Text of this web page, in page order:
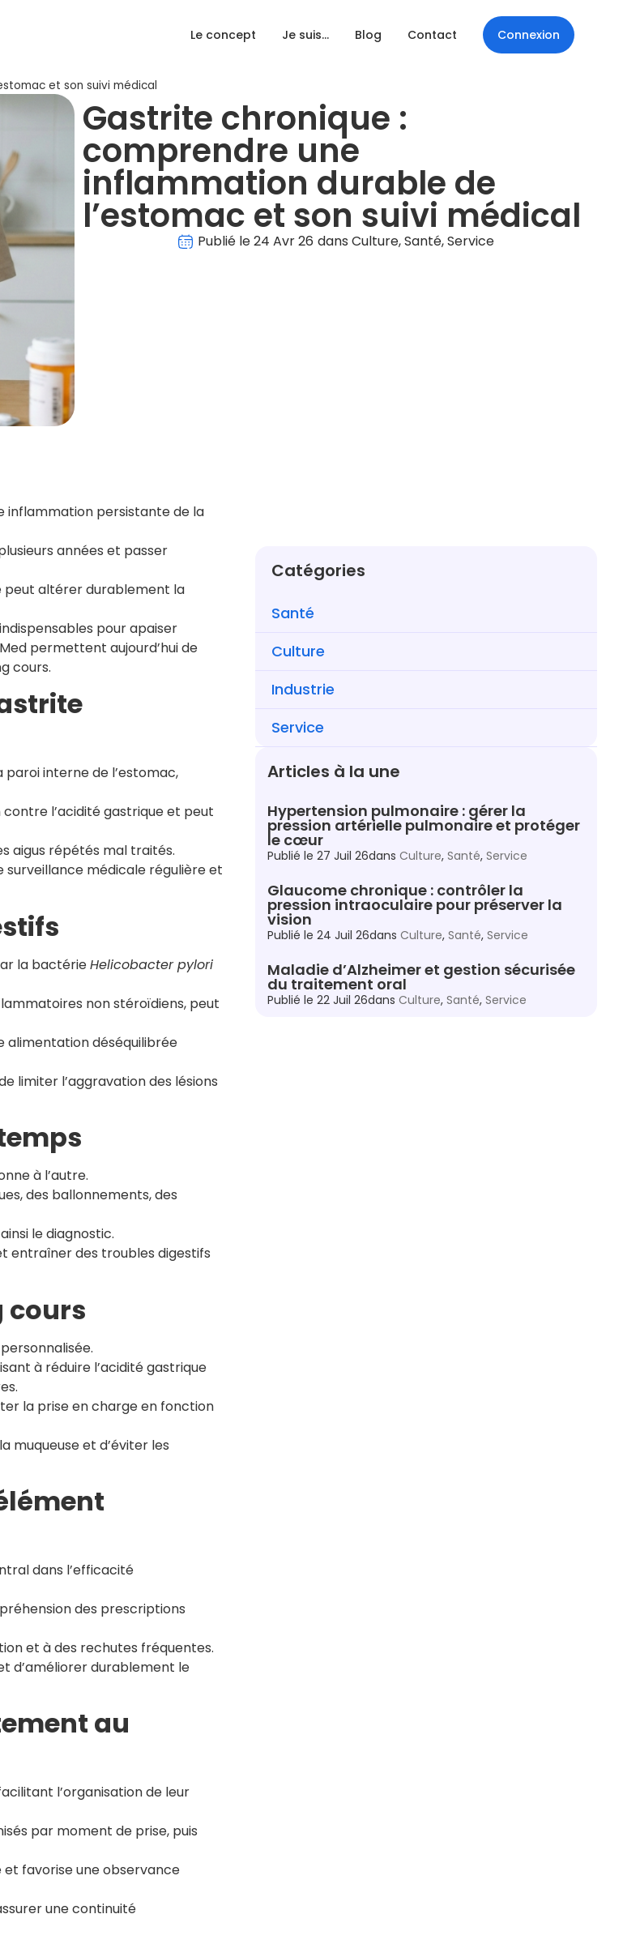
Le concept Je suis… Blog Contact Connexion
et son suivi médical
Gastrite chronique :
comprendre une
inflammation durable de
l’estomac et son suivi médical
Publié le24 Avr 26 dans Culture,Santé,Service
inflammation persistante de la
années et passer
peut altérer durablement la
pour apaiser
permettent aujourd’hui de
cours.
interne de l’estomac,
l’acidité gastrique et peut
aigus répétés mal traités.
médicale régulière et
la bactérieHelicobacter pylori
non stéroïdiens, peut
alimentation déséquilibrée
limiter l’aggravation des lésions
à l’autre.
des ballonnements, des
le diagnostic.
entraîner des troubles digestifs
cours
à réduire l’acidité gastrique
la prise en charge en fonction
muqueuse et d’éviter les
dans l’efficacité
des prescriptions
et à des rechutes fréquentes.
d’améliorer durablement le
au
l’organisation de leur
par moment de prise, puis
et favorise une observance
une continuité
Catégories
Santé
Culture
Industrie
Service
Articles à la une
Hypertension pulmonaire : gérer la
pression artérielle pulmonaire et protéger
le cœur
Publié le 27 Juil 26dans Culture, Santé, Service
Glaucome chronique : contrôler la
pression intraoculaire pour préserver la
vision
Publié le 24 Juil 26dans Culture, Santé, Service
Maladie d’Alzheimer et gestion sécurisée
du traitement oral
Publié le 22 Juil 26dans Culture, Santé, Service